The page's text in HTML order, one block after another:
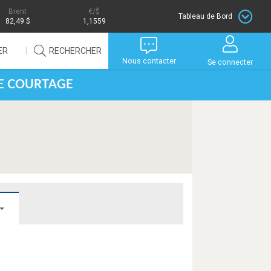
Brent
82,49 $
/$
1,1559
Tableau de Bord
RECHERCHER
Nous contacter Se connecter
COURTAGE